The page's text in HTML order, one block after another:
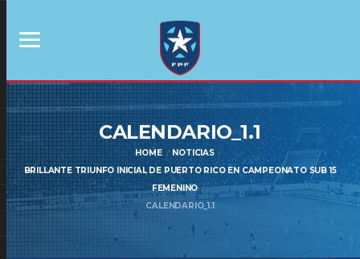
CALENDARIO_1.1
HOME
NOTICIAS
BRILLANTE TRIUNFO INICIAL DE PUERTO RICO EN CAMPEONATO SUB 15
FEMENINO
CALENDARIO_1.1